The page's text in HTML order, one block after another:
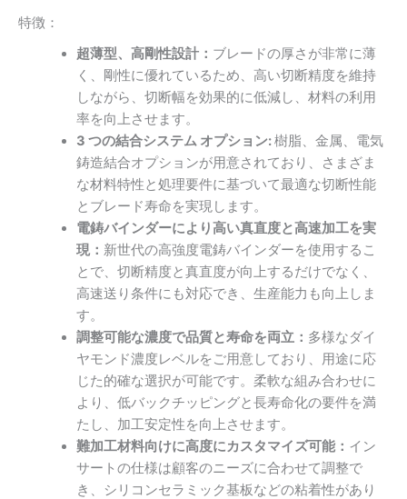
特徴：
超薄型、高剛性設計： ブレードの厚さが非常に薄
く、剛性に優れているため、高い切断精度を維持
しながら、切断幅を効果的に低減し、材料の利用
率を向上させます。
3 つの結合システム オプション:樹脂、金属、電気
鋳造結合オプションが用意されており、さまざま
な材料特性と処理要件に基づいて最適な切断性能
とブレード寿命を実現します。
電鋳バインダーにより高い真直度と高速加工を実
現： 新世代の高強度電鋳バインダーを使用するこ
とで、切断精度と真直度が向上するだけでなく、
高速送り条件にも対応でき、生産能力も向上しま
す。
調整可能な濃度で品質と寿命を両立： 多様なダイ
ヤモンド濃度レベルをご用意しており、用途に応
じた的確な選択が可能です。柔軟な組み合わせに
より、低バックチッピングと長寿命化の要件を満
たし、加工安定性を向上させます。
難加工材料向けに高度にカスタマイズ可能： イン
サートの仕様は顧客のニーズに合わせて調整で
き、シリコンセラミック基板などの粘着性があり